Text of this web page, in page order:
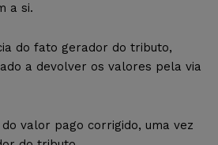
a si.
do fato gerador do tributo,
a devolver os valores pela via
valor pago corrigido, uma vez